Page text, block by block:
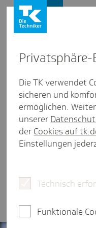
Projekt
Artikel aus Bremen
Programm stärkt
Kita-Kindern und
Presse und Politik
Die TK verwendet
sicheren und
ermöglichen.
unserer
der Cookies auf
Einstellungen
Technisch
Funktionale